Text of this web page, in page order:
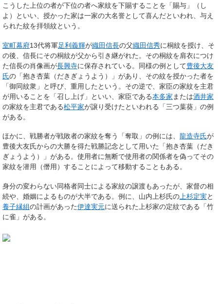
こうした上位の者が下位の者へ家紋を下賜することを「賜与」（し
よ）といい、授かった家は一家の大名誉として喜んだといわれ、与え
られた紋を拝領紋という。
室町幕府13代将軍足利義輝が織田信長の父織田信秀に桐紋を授け、そ
の後、信長にその桐紋が父から引き継がれた。その桐紋を肩衣につけ
た信長の肖像画が長興寺に保存されている。同様の例として豊後大友
氏の「抱き杏葉（だきぎょうよう）」があり、その紋を授かった者を
「御同紋衆」と呼び、重用したという。その逆で、家臣の家紋を主君
が用いることを「召し上げ」といい、家臣である本多家 または酒井家
の家紋を主君である松平家が譲り受けたといわれる「三つ葉葵」の例
がある。
ほかに、戦勝者が戦敗者の家紋を奪う「奪取」の例には、 龍造寺氏が
豊後大友氏からの大勝を得た戦勝記念として用いた「抱き杏葉（だき
ぎょうよう）」がある。使用者に無断で使用者の関係者を偽ってその
家紋を潜用（僭用）することによって移動することもある。
身分の変わらない同格者同士による家紋の譲渡もあったが、家督の相
続や、婚姻によるものが大半である。例に、山内上杉氏の 上杉定実と
養子縁組の計画があった伊達実元に送られた上杉家の定紋である「竹
に雀」がある。